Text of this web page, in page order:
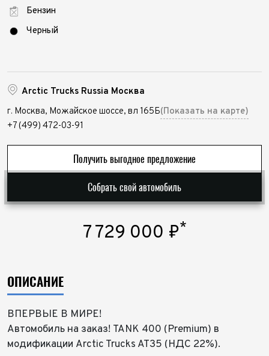
Бензин
Черный
Arctic Trucks Russia Москва
г. Москва, Можайское шоссе, вл 165Б(Показать на карте)
+7 (499) 472-03-91
Получить выгодное предложение
Собрать свой автомобиль
7 729 000 ₽*
ОПИСАНИЕ
ВПЕРВЫЕ В МИРЕ!
Автомобиль на заказ! TANK 400 (Premium) в
модификации Arctic Trucks AT35 (НДС 22%).